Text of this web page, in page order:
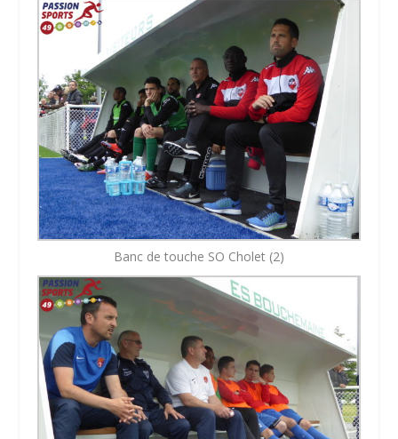
Banc de touche SO Cholet (2)